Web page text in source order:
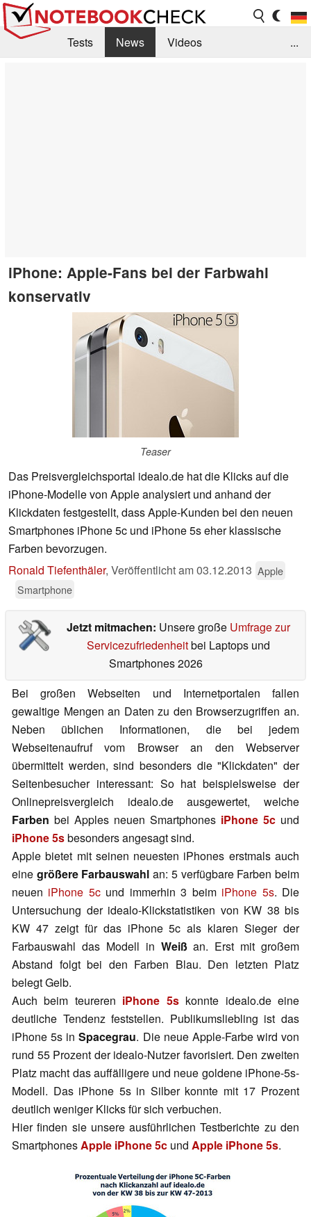
Tests News
Videos
...
iPhone: Apple-Fans bei der Farbwahl
konservativ
Teaser
Das Preisvergleichsportal idealo.de hat die Klicks auf die
iPhone-Modelle von Apple analysiert und anhand der
Klickdaten festgestellt, dass Apple-Kunden bei den neuen
Smartphones iPhone 5c und iPhone 5s eher klassische
Farben bevorzugen.
Ronald Tiefenthäler, Veröffentlicht am03.12.2013 Apple
Smartphone
Jetzt mitmachen: Unsere große Umfrage zur
Servicezufriedenheitbei Laptops und
Smartphones 2026
Bei großen Webseiten und Internetportalen fallen
gewaltige Mengen an Daten zu den Browserzugriffen an.
Neben üblichen Informationen, die bei jedem
Webseitenaufruf vom Browser an den Webserver
übermittelt werden, sind besonders die "Klickdaten" der
Seitenbesucher interessant: So hat beispielsweise der
Onlinepreisvergleich idealo.de ausgewertet, welche
Farben bei Apples neuen Smartphones iPhone 5c und
iPhone 5sbesonders angesagt sind.
Apple bietet mit seinen neuesten iPhones erstmals auch
eine größere Farbauswahl an: 5 verfügbare Farben beim
neuen iPhone 5cund immerhin 3 beim iPhone 5s. Die
Untersuchung der idealo-Klickstatistiken von KW 38 bis
KW 47 zeigt für das iPhone 5c als klaren Sieger der
Farbauswahl das Modell in Weißan. Erst mit großem
Abstand folgt bei den Farben Blau. Den letzten Platz
belegt Gelb.
Auch beim teureren iPhone 5skonnte idealo.de eine
deutliche Tendenz feststellen. Publikumsliebling ist das
iPhone 5s inSpacegrau. Die neue Apple-Farbe wird von
rund 55 Prozent der idealo-Nutzer favorisiert. Den zweiten
Platz macht das auffälligere und neue goldene iPhone-5s-
Modell. Das iPhone 5s in Silber konnte mit 17 Prozent
deutlich weniger Klicks für sich verbuchen.
Hier finden sie unsere ausführlichen Testberichte zu den
SmartphonesApple iPhone 5c und Apple iPhone 5s.